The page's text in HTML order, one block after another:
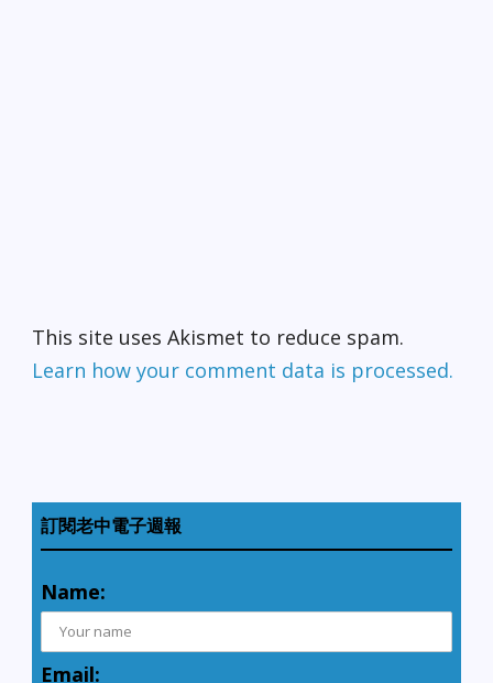
This site uses Akismet to reduce spam.
Learn how your comment data is processed.
訂閱老中電子週報
Name:
Email: